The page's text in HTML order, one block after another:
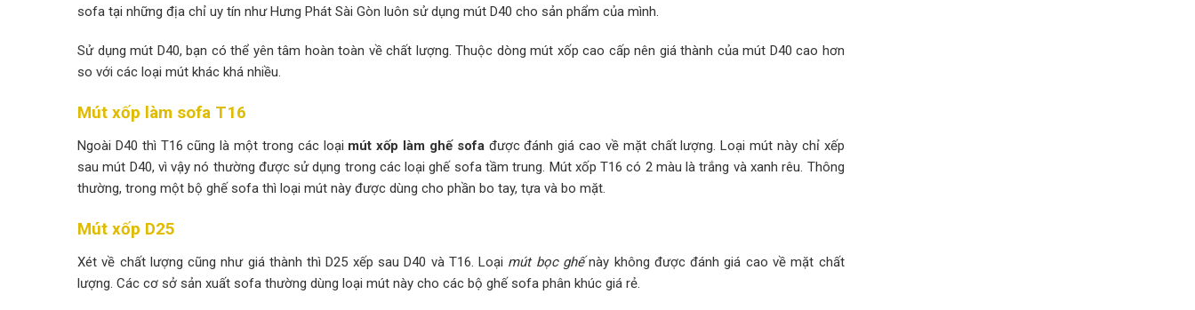
sofa tại những địa chỉ uy tín như Hưng Phát Sài Gòn luôn sử dụng mút D40 cho sản phẩm của mình.
Sử dụng mút D40, bạn có thể yên tâm hoàn toàn về chất lượng. Thuộc dòng mút xốp cao cấp nên giá thành của mút D40 cao hơn
so với các loại mút khác khá nhiều.
Mút xốp làm sofa T16
Ngoài D40 thì T16 cũng là một trong các loại mút xốp làm ghế sofađược đánh giá cao về mặt chất lượng. Loại mút này chỉ xếp
sau mút D40, vì vậy nó thường được sử dụng trong các loại ghế sofa tầm trung. Mút xốp T16 có 2 màu là trắng và xanh rêu. Thông
thường, trong một bộ ghế sofa thì loại mút này được dùng cho phần bo tay, tựa và bo mặt.
Mút xốp D25
Xét về chất lượng cũng như giá thành thì D25 xếp sau D40 và T16. Loại mút bọc ghếnày không được đánh giá cao về mặt chất
lượng. Các cơ sở sản xuất sofa thường dùng loại mút này cho các bộ ghế sofa phân khúc giá rẻ.